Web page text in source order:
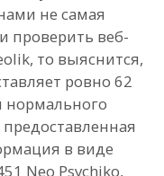
не самая
проверить веб-
то выяснится,
ровно 62
нормального
в виде
Neo Psychiko,